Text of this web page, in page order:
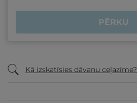
PĒRKU
Kā izskatīsies dāvanu ceļazīme?